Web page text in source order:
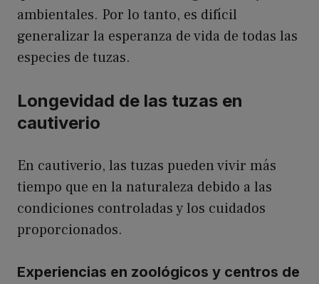
ambientales. Por lo tanto, es difícil
generalizar la esperanza de vida de todas las
especies de tuzas.
Longevidad de las tuzas en
cautiverio
En cautiverio, las tuzas pueden vivir más
tiempo que en la naturaleza debido a las
condiciones controladas y los cuidados
proporcionados.
Experiencias en zoológicos y centros de